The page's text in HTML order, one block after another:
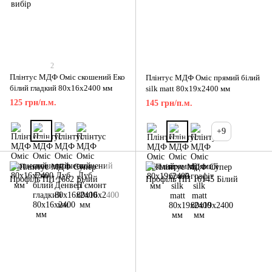
2
Плінтус МДФ Оміс скошений Еко
білий гладкий 80x16x2400 мм
125 грн/п.м.
Плінтус МДФ Оміс прямий білий
silk matt 80x19x2400 мм
145 грн/п.м.
+9